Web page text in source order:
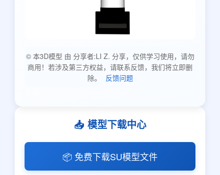
© 本3D模型 由 分享者:LI Z. 分享，仅供学习使用，请勿
商用！若涉及第三方权益，请联系反馈，我们将立即删
除。
反馈问题
📥 模型下载中心
📦 免费下载SU模型文件